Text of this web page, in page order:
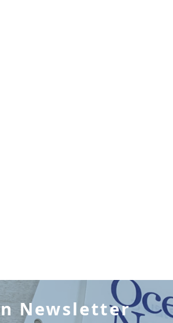
Newsletter